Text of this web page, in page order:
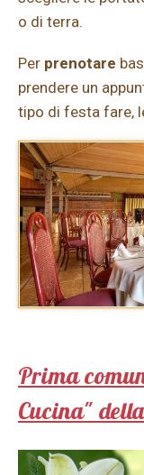
o di terra.
Per prenotare
prendere un
tipo di festa fare,
Prima
Cucina"